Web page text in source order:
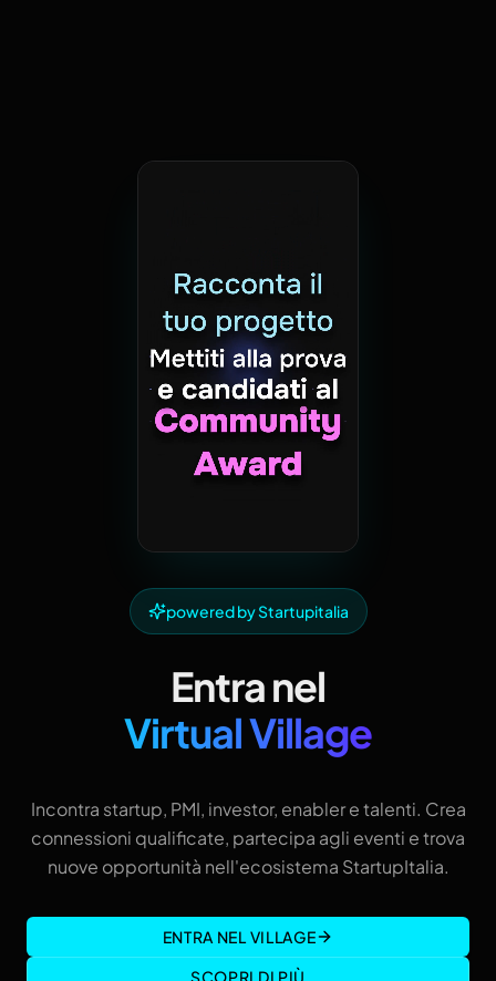
powered by Startupitalia
Entra nel
Virtual Village
Incontra startup, PMI, investor, enabler e talenti. Crea
connessioni qualificate, partecipa agli eventi e trova
nuove opportunità nell'ecosistema StartupItalia.
ENTRA NEL VILLAGE
SCOPRI DI PIÙ